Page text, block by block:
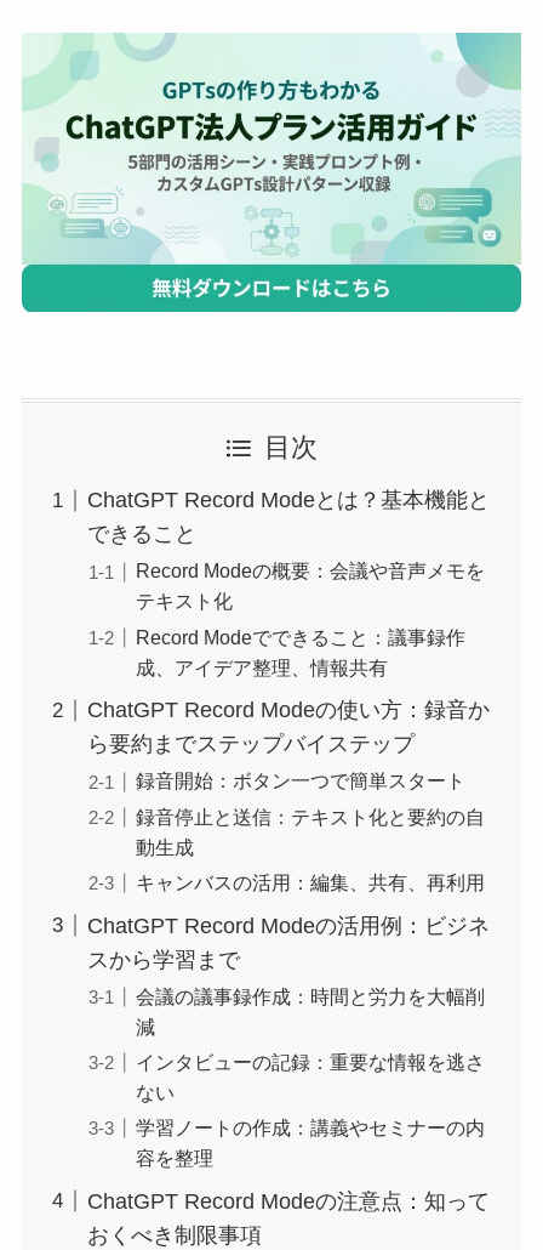
目次
ChatGPT Record Modeとは？基本機能と
できること
Record Modeの概要：会議や音声メモを
テキスト化
Record Modeでできること：議事録作
成、アイデア整理、情報共有
ChatGPT Record Modeの使い方：録音か
ら要約までステップバイステップ
録音開始：ボタン一つで簡単スタート
録音停止と送信：テキスト化と要約の自
動生成
キャンバスの活用：編集、共有、再利用
ChatGPT Record Modeの活用例：ビジネ
スから学習まで
会議の議事録作成：時間と労力を大幅削
減
インタビューの記録：重要な情報を逃さ
ない
学習ノートの作成：講義やセミナーの内
容を整理
ChatGPT Record Modeの注意点：知って
おくべき制限事項